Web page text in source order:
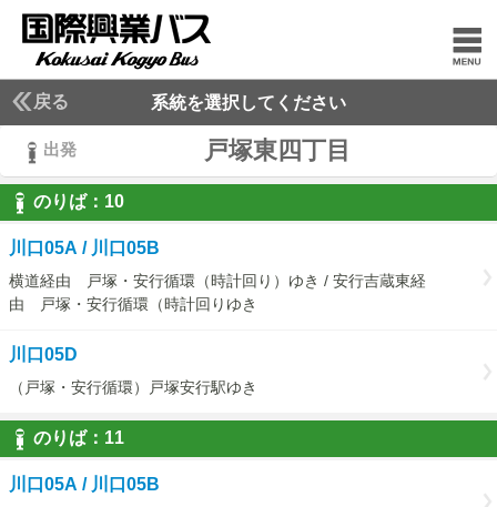
戻る 系統を選択してください
出発 戸塚東四丁目
のりば： 10
10
川口05A / 川口05B
横道経由 戸塚・安行循環（時計回り）ゆき / 安行吉蔵東経
由 戸塚・安行循環（時計回りゆき
川口05D
（戸塚・安行循環）戸塚安行駅ゆき
のりば： 11
11
川口05A / 川口05B